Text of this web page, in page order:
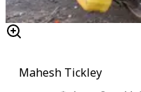
Mahesh Tickley